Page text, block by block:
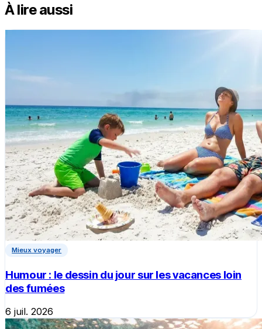
À lire aussi
Mieux voyager
Humour : le dessin du jour sur les vacances loin
des fumées
6 juil. 2026